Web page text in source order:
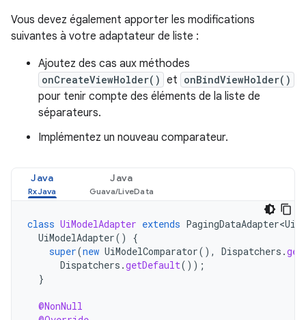
Vous devez également apporter les modifications
suivantes à votre adaptateur de liste :
Ajoutez des cas aux méthodes
onCreateViewHolder() et onBindViewHolder()
pour tenir compte des éléments de la liste de
séparateurs.
Implémentez un nouveau comparateur.
Java Java
class UiModelAdapter extends
UiModelAdapter()
{
super(new UiModelComparator(), Dispatchers .
Dispatchers .getDefault());
}
@NonNull